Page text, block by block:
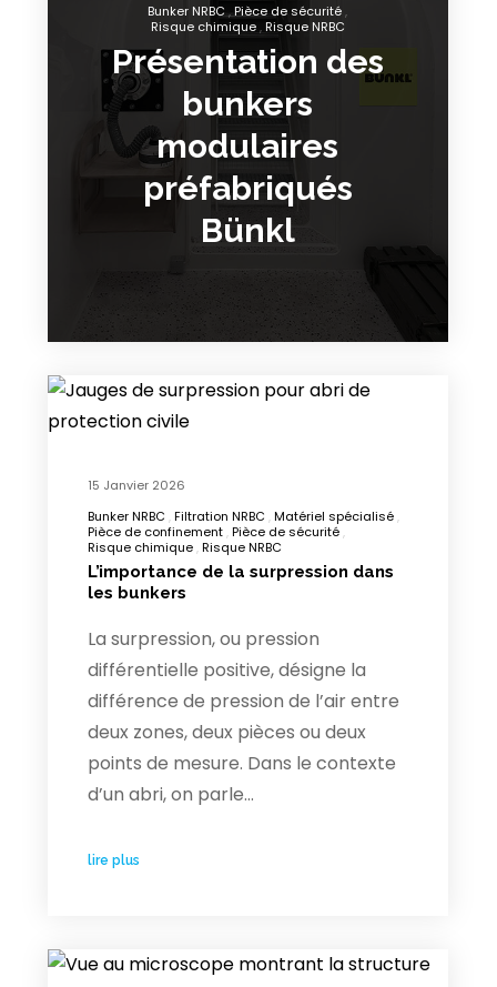
Bunker NRBC Pièce de sécurité
Risque chimique Risque NRBC
Présentation des
bunkers
modulaires
préfabriqués
Bünkl
15 Janvier 2026
Bunker NRBC Filtration NRBC Matériel spécialisé
Pièce de confinement Pièce de sécurité
Risque chimique Risque NRBC
L’importance de la surpression dans
les bunkers
La surpression, ou pression
différentielle positive, désigne la
différence de pression de l’air entre
deux zones, deux pièces ou deux
points de mesure. Dans le contexte
d’un abri, on parle…
lire plus